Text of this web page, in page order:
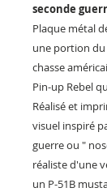
seconde
Plaque métal
une portion
chasse
Pin-up Rebel
Réalisé et
visuel inspiré
guerre ou "
réaliste d'une
un P-51B